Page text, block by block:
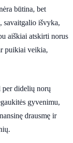
būtina, bet
savaitgalio išvyka,
aiškiai atskirti norus
puikiai veikia,
per didelių norų
gyvenimu,
drausmę ir